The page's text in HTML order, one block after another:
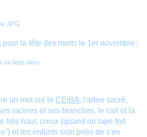
la fête des morts le 1er novembre :
un mot sur le CEIBA, l'arbre sacré,
racines et ses branches, le ciel et la
très haut, creux (quand on tape fort
et les enfants sont priés de s'en